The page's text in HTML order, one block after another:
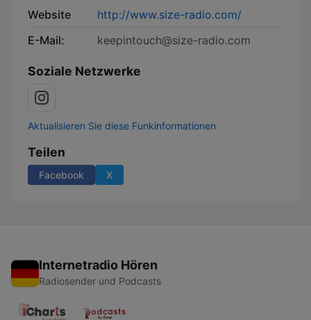
Website
http://www.size-radio.com/
E-Mail:
keepintouch@size-radio.com
Soziale Netzwerke
Aktualisieren Sie diese Funkinformationen
Teilen
Facebook X
Internetradio Hören
Radiosender und Podcasts